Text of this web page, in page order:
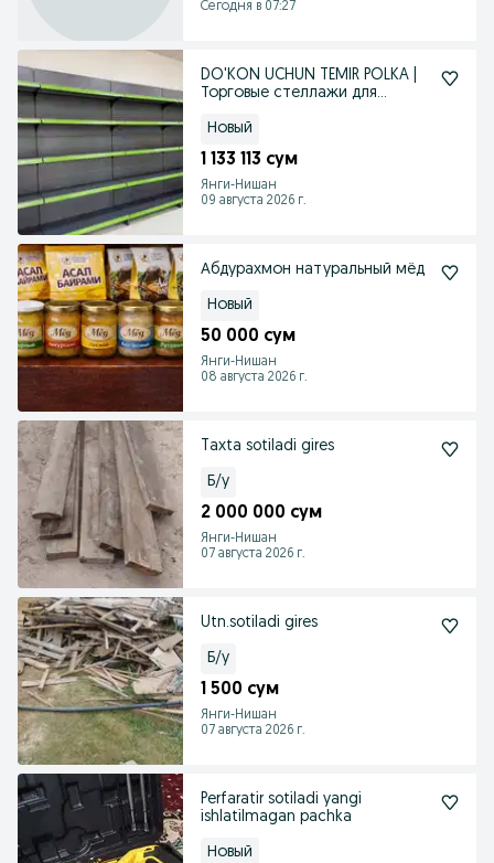
Сегодня в 07:27
DO'KON UCHUN TEMIR POLKA |
Торговые стеллажи для
Новый
1 133 113 сум
Янги-Нишан
09 августа 2026 г.
Абдурахмон натуральный мёд
Новый
50 000 сум
Янги-Нишан
08 августа 2026 г.
Taxta sotiladi gires
Б/у
2 000 000 сум
Янги-Нишан
07 августа 2026 г.
Utn.sotiladi gires
Б/у
1 500 сум
Янги-Нишан
07 августа 2026 г.
Perfaratir sotiladi yangi
ishlatilmagan pachka
Новый